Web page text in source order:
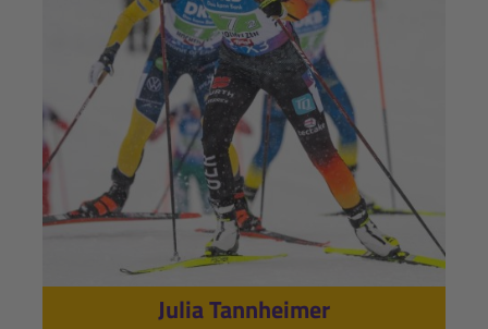
Julia Tannheimer